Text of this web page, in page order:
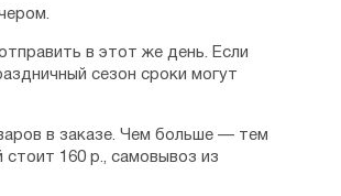
в этот же день. Если
сезон сроки могут
в заказе. Чем больше — тем
160 р., самовывоз из